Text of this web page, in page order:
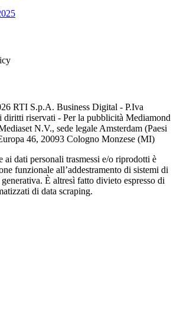
RTI S.p.A. Business Digital - P.Iva
diritti riservati - Per la pubblicità Mediamond
N.V., sede legale Amsterdam (Paesi
46, 20093 Cologno Monzese (MI)
ai dati personali trasmessi e/o riprodotti è
funzionale all’addestramento di sistemi di
È altresì fatto divieto espresso di
di data scraping.